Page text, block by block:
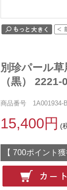
別珍パール草
（黒）
商品番号 1A001934-
15,400円 (
【 700ポイント獲